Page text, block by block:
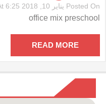
Posted On يناير 10, 2018 At 6:25 م By
office mix preschool
READ MORE